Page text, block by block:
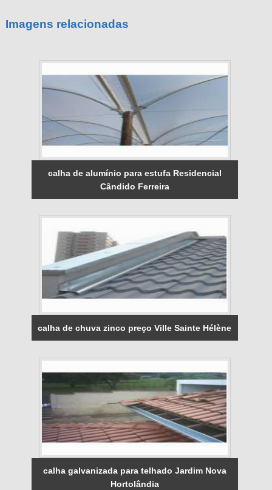
Imagens relacionadas
calha de alumínio para estufa Residencial
Cândido Ferreira
calha de chuva zinco preço Ville Sainte Hélène
calha galvanizada para telhado Jardim Nova
Hortolândia